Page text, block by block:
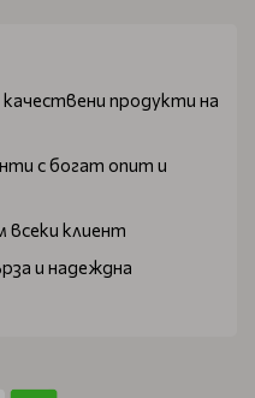
продукти на
с богат опит и
всеки клиент
и надеждна